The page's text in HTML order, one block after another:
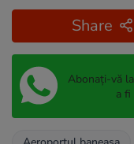
Share
Abonați-vă
a